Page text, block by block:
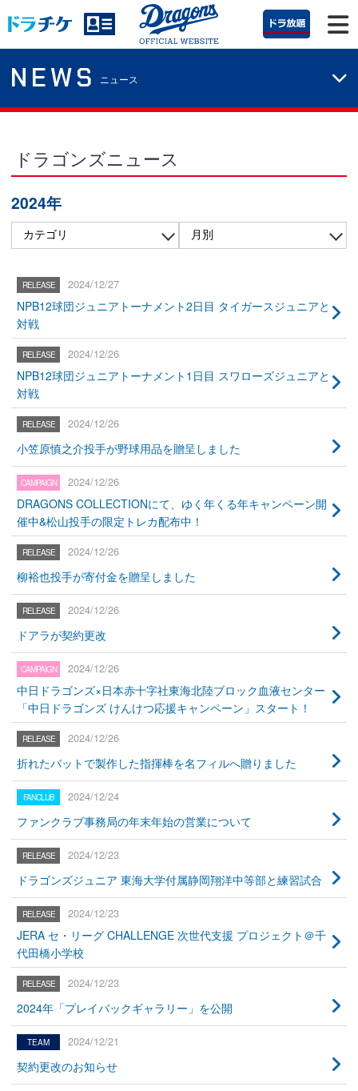
NEWS ニュース
ドラゴンズニュース
2024年
2024/12/27
NPB12球団ジュニアトーナメント2日目 タイガースジュニアと
対戦
2024/12/26
NPB12球団ジュニアトーナメント1日目 スワローズジュニアと
対戦
2024/12/26
小笠原慎之介投手が野球用品を贈呈しました
2024/12/26
DRAGONS COLLECTIONにて、ゆく年くる年キャンペーン開
催中&松山投手の限定トレカ配布中！
2024/12/26
柳裕也投手が寄付金を贈呈しました
2024/12/26
ドアラが契約更改
2024/12/26
中日ドラゴンズ×日本赤十字社東海北陸ブロック血液センター
「中日ドラゴンズ けんけつ応援キャンペーン」スタート！
2024/12/26
折れたバットで製作した指揮棒を名フィルへ贈りました
2024/12/24
ファンクラブ事務局の年末年始の営業について
2024/12/23
ドラゴンズジュニア 東海大学付属静岡翔洋中等部と練習試合
2024/12/23
JERA セ・リーグ CHALLENGE 次世代支援 プロジェクト＠千
代田橋小学校
2024/12/23
2024年「プレイバックギャラリー」を公開
2024/12/21
契約更改のお知らせ